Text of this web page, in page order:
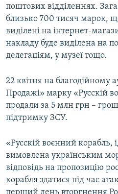
поштових відділеннях.
близько 700 тисяч марок,
виділені на інтернет-
накладу буде виділена на
делегаціям, у музеї тощо.
22 квітня на благодійному
Продажі» марку «Русскій
продали за 5 млн грн –
підтримку ЗСУ.
«Русскій воєнний корабль,
вимовлена українським
відповідь на пропозицію
корабля здатися під час